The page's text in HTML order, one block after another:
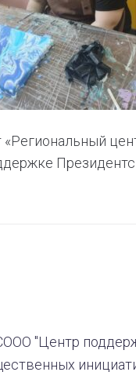
«Региональный
"Центр